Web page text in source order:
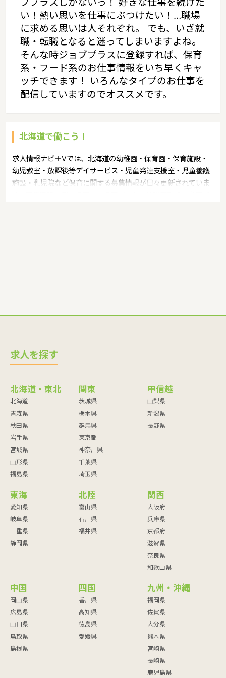
い！熱い思いを仕事にぶつけたい！…職場
に求める思いは人それぞれ。 でも、いざ就
職・転職となると迷ってしまいますよね。
そんな時ジョブプラスに登録すれば、保育
系・フード系のお仕事情報をいち早くキャ
ッチできます！ いろんなタイプのお仕事を
配信していますのでオススメです。
北海道で働こう！
求人情報ナビ＋Vでは、北海道の幼稚園・保育園・保育施設・
幼児教室・放課後等デイサービス・児童発達支援室・児童養護
施設・乳児院など保育に関する募集情報が日々更新されていま
求人を探す
北海道・東北
北海道
青森県
秋田県
岩手県
宮城県
山形県
福島県
関東
茨城県
栃木県
群馬県
東京都
神奈川県
千葉県
埼玉県
甲信越
山梨県
新潟県
長野県
東海
愛知県
岐阜県
三重県
静岡県
北陸
富山県
石川県
福井県
関西
大阪府
兵庫県
京都府
滋賀県
奈良県
和歌山県
中国
岡山県
広島県
山口県
鳥取県
島根県
四国
香川県
高知県
徳島県
愛媛県
九州・沖縄
福岡県
佐賀県
大分県
熊本県
宮崎県
長崎県
鹿児島県